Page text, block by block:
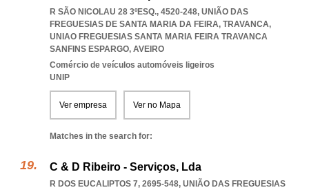
R SÃO NICOLAU 28 3ºESQ., 4520-248, UNIÃO DAS
FREGUESIAS DE SANTA MARIA DA FEIRA, TRAVANCA,
UNIAO FREGUESIAS SANTA MARIA FEIRA TRAVANCA
SANFINS ESPARGO, AVEIRO
Comércio de veículos automóveis ligeiros
UNIP
Ver empresa Ver no Mapa
Matches in the search for:
C & D Ribeiro - Serviços, Lda
R DOS EUCALIPTOS 7, 2695-548, UNIÃO DAS FREGUESIAS